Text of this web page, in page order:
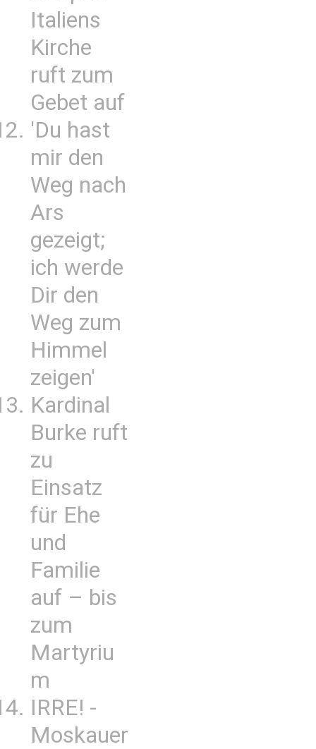
Italiens
Kirche
ruft zum
Gebet auf
'Du hast
mir den
Weg nach
Ars
gezeigt;
ich werde
Dir den
Weg zum
Himmel
zeigen'
Kardinal
Burke ruft
zu
Einsatz
für Ehe
und
Familie
auf – bis
zum
Martyriu
m
IRRE! -
Moskauer